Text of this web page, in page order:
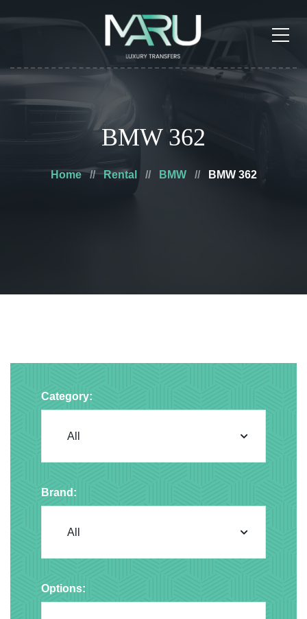
BMW 362
Home Rental BMW BMW 362
Category:
Brand:
Options: